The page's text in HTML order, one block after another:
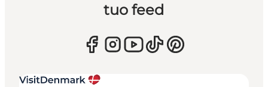
tuo feed